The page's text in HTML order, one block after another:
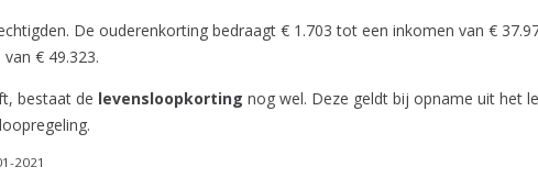
De ouderenkorting bedraagt € 1.703 tot een inkomen van €
€ 49.323.
bestaat de levensloopkorting nog wel. Deze geldt bij opname uit het
2021